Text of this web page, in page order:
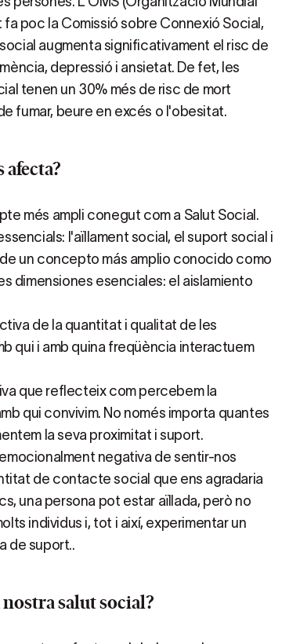
poc la Comissió sobre Connexió Social,
augmenta significativament el risc de
depressió i ansietat. De fet, les
tenen un 30% més de risc de mort
fumar, beure en excés o l'obesitat.
afecta?
més ampli conegut com a Salut Social.
l'aïllament social, el suport social i
un concepto más amplio conocido como
dimensiones esenciales: el aislamiento
de la quantitat i qualitat de les
qui i amb quina freqüència interactuem
que reflecteix com percebem la
qui convivim. No només importa quantes
la seva proximitat i suport.
negativa de sentir-nos
de contacte social que ens agradaria
una persona pot estar aïllada, però no
individus i, tot i així, experimentar un
de suport..
salut social?